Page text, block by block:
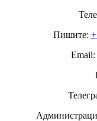
Пишите:
Email: